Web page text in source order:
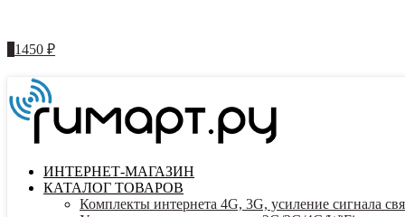
1450 ₽
ИНТЕРНЕТ-МАГАЗИН
КАТАЛОГ ТОВАРОВ
Комплекты интернета 4G, 3G, усиление сигнала